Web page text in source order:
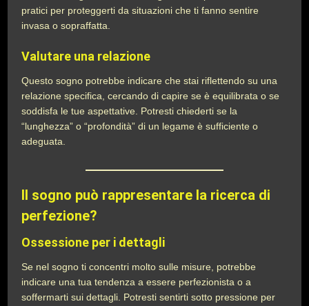
pratici per proteggerti da situazioni che ti fanno sentire
invasa o sopraffatta.
Valutare una relazione
Questo sogno potrebbe indicare che stai riflettendo su una
relazione specifica, cercando di capire se è equilibrata o se
soddisfa le tue aspettative. Potresti chiederti se la
“lunghezza” o “profondità” di un legame è sufficiente o
adeguata.
Il sogno può rappresentare la ricerca di
perfezione?
Ossessione per i dettagli
Se nel sogno ti concentri molto sulle misure, potrebbe
indicare una tua tendenza a essere perfezionista o a
soffermarti sui dettagli. Potresti sentirti sotto pressione per